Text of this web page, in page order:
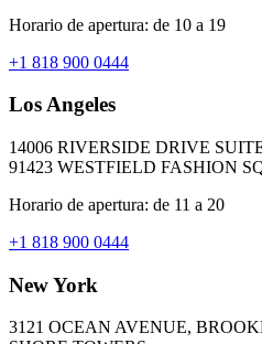
Horario de apertura: de 10 a 19
+1 818 900 0444
Los Angeles
14006 RIVERSIDE DRIVE
91423 WESTFIELD FASHION
Horario de apertura: de 11 a 20
+1 818 900 0444
New York
3121 OCEAN AVENUE,